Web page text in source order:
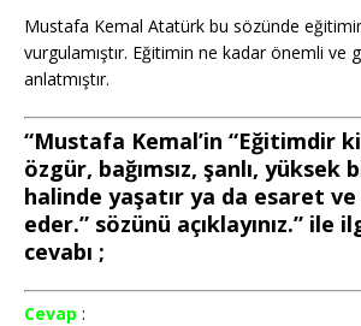
Mustafa Kemal Atatürk bu sözünde
vurgulamıştır. Eğitimin ne kadar önemli ve
anlatmıştır.
“Mustafa Kemal’in “Eğitimdir
özgür, bağımsız, şanlı,
halinde yaşatır ya da esaret
eder.” sözünü açıklayınız.” ile
cevabı ;
Cevap :